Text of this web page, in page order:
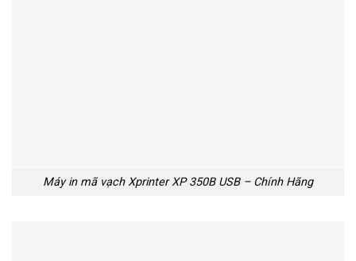
Máy in mã vạch Xprinter XP 350B USB – Chính Hãng